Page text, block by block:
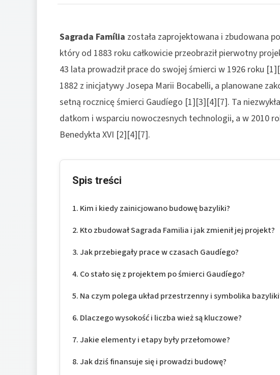
Sagrada Família została zaprojektowana i zbudowana
który od 1883 roku całkowicie przeobraził pierwotny
43 lata prowadził prace do swojej śmierci w 1926 roku
1882 z inicjatywy Josepa Marii Bocabelli, a planowane
setną rocznicę śmierci Gaudíego [1][3][4][7]. Ta
datkom i wsparciu nowoczesnych technologii, a w 2010
Benedykta XVI [2][4][7].
Spis treści
Kim i kiedy zainicjowano budowę bazyliki?
Kto zbudował Sagrada Familia i jak zmienił jej projekt?
Jak przebiegały prace w czasach Gaudíego?
Co stało się z projektem po śmierci Gaudíego?
Na czym polega układ przestrzenny i symbolika
Dlaczego wysokość i liczba wież są kluczowe?
Jakie elementy i etapy były przełomowe?
Jak dziś finansuje się i prowadzi budowę?